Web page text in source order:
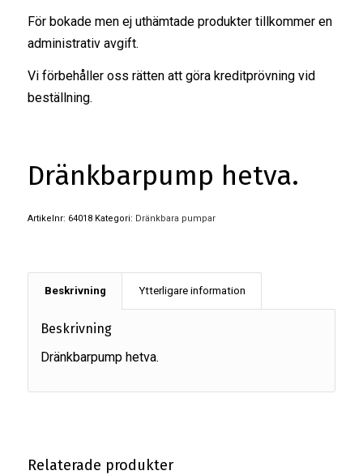
För bokade men ej uthämtade produkter tillkommer en
administrativ avgift.
Vi förbehåller oss rätten att göra kreditprövning vid
beställning.
Dränkbarpump hetva.
Artikelnr: 64018 Kategori: Dränkbara pumpar
Beskrivning Ytterligare information
Beskrivning
Dränkbarpump hetva.
Relaterade produkter